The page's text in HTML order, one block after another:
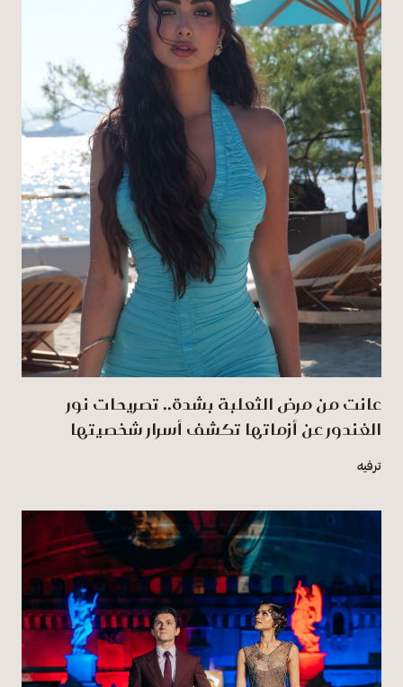
عانت من مرض الثعلبة بشدة.. تصريحات نور
الغندور عن أزماتها تكشف أسرار شخصيتها
ترفيه